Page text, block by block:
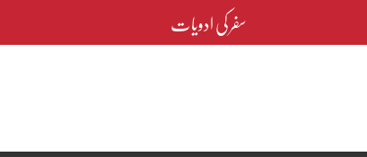
Vitamin B12